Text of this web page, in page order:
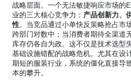
战略层面。一个无法敏捷响应市场的
业的三大核心竞争力： 产品创新力、
性。当竞品通过小单快反策略抢占市
跨部门对数中；当消费者期待全渠道
库存仍各自为政。这不仅是技术选型
基础设施错配的战略危机。尤其在设
期短的服装行业，系统的僵化直接导
本的攀升。